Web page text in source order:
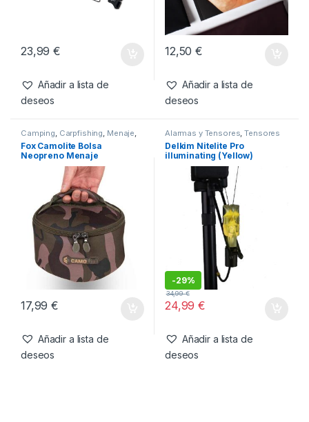
23,99€
Añadir a lista de
deseos
12,50€
Añadir a lista de
deseos
Camping, Carpfishing, Menaje,
Sartenes y Cazos
Fox Camolite Bolsa
Neopreno Menaje
17,99€
Añadir a lista de
deseos
Alarmas y Tensores,Tensores
Delkim Nitelite Pro
illuminating (Yellow)
-29%
24,99€
34,99€
Añadir a lista de
deseos